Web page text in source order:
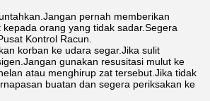
pernah memberikan
orang yang tidak sadar.Segera
Kontrol Racun.
korban ke udara segar.Jika sulit
gunakan resusitasi mulut ke
atau menghirup zat tersebut.Jika tidak
buatan dan segera periksakan ke